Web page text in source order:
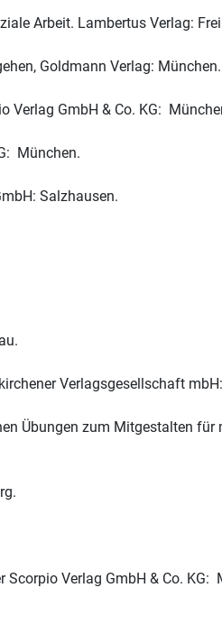
Arbeit. Lambertus Verlag:
Goldmann Verlag: München.
Verlag GmbH & Co. KG:
München.
Salzhausen.
Verlagsgesellschaft
Übungen zum Mitgestalten für
Verlag GmbH & Co. KG: